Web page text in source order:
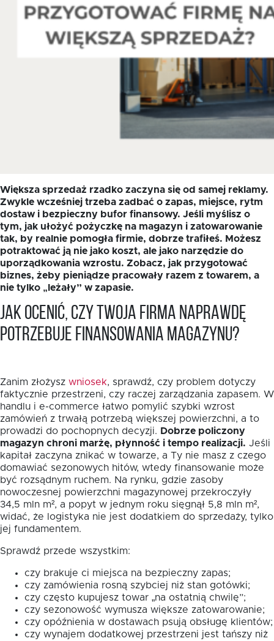
Większa sprzedaż rzadko zaczyna się od samej reklamy.
Zwykle wcześniej trzeba zadbać o zapas, miejsce, rytm
dostaw i bezpieczny bufor finansowy. Jeśli myślisz o
tym, jak ułożyć pożyczkę na magazyn i zatowarowanie
tak, by realnie pomogła firmie, dobrze trafiłeś. Możesz
potraktować ją nie jako koszt, ale jako narzędzie do
uporządkowania wzrostu. Zobacz, jak przygotować
biznes, żeby pieniądze pracowały razem z towarem, a
nie tylko „leżały” w zapasie.
Jak ocenić, czy Twoja firma naprawdę
potrzebuje finansowania magazynu?
Zanim złożysz wniosek, sprawdź, czy problem dotyczy
faktycznie przestrzeni, czy raczej zarządzania zapasem. W
handlu i e-commerce łatwo pomylić szybki wzrost
zamówień z trwałą potrzebą większej powierzchni, a to
prowadzi do pochopnych decyzji. Dobrze policzony
magazyn chroni marżę, płynność i tempo realizacji. Jeśli
kapitał zaczyna znikać w towarze, a Ty nie masz z czego
domawiać sezonowych hitów, wtedy finansowanie może
być rozsądnym ruchem. Na rynku, gdzie zasoby
nowoczesnej powierzchni magazynowej przekroczyły
34,5 mln m², a popyt w jednym roku sięgnął 5,8 mln m²,
widać, że logistyka nie jest dodatkiem do sprzedaży, tylko
jej fundamentem.
Sprawdź przede wszystkim:
czy brakuje ci miejsca na bezpieczny zapas;
czy zamówienia rosną szybciej niż stan gotówki;
czy często kupujesz towar „na ostatnią chwilę”;
czy sezonowość wymusza większe zatowarowanie;
czy opóźnienia w dostawach psują obsługę klientów;
czy wynajem dodatkowej przestrzeni jest tańszy niż